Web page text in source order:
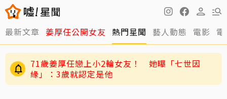
最新文章 姜厚任公開女友 熱門星聞 藝人動態 電影
黃明志二舅孤身死在新加坡！遺體一週後才被發
現 曝奉獻異鄉40年人生